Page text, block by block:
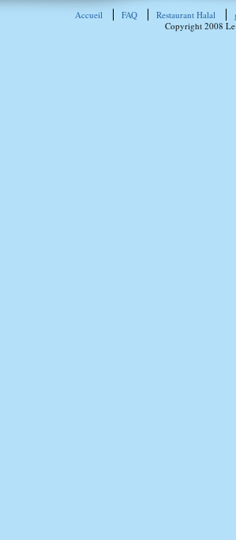
Accueil FAQ Restaurant Halal
Copyright 2008